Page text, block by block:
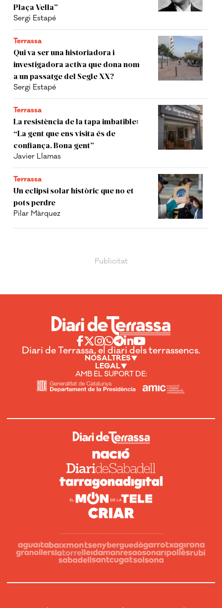
Plaça Vella”
Sergi Estapé
Terrassa
Qui va ser una historiadora i
investigadora activa que dona nom
a un passatge del Segle XX?
Sergi Estapé
Terrassa
La resistència de la tapa imbatible:
“La gent que ens visita és de
confiança. Bona gent”
Javier Llamas
Terrassa
Un eclipsi solar històric que no et
pots perdre
Pilar Màrquez
Diari de Terrassa, el diari dels terrassencs.
NOSALTRES
LEGAL
AMB EL SUPORT DE: